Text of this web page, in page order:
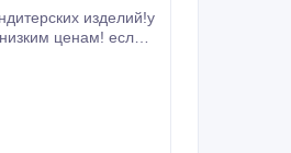
изделий!у
ценам! если